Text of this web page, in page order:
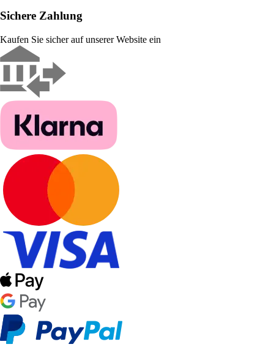
Sichere Zahlung
Kaufen Sie sicher auf unserer Website ein